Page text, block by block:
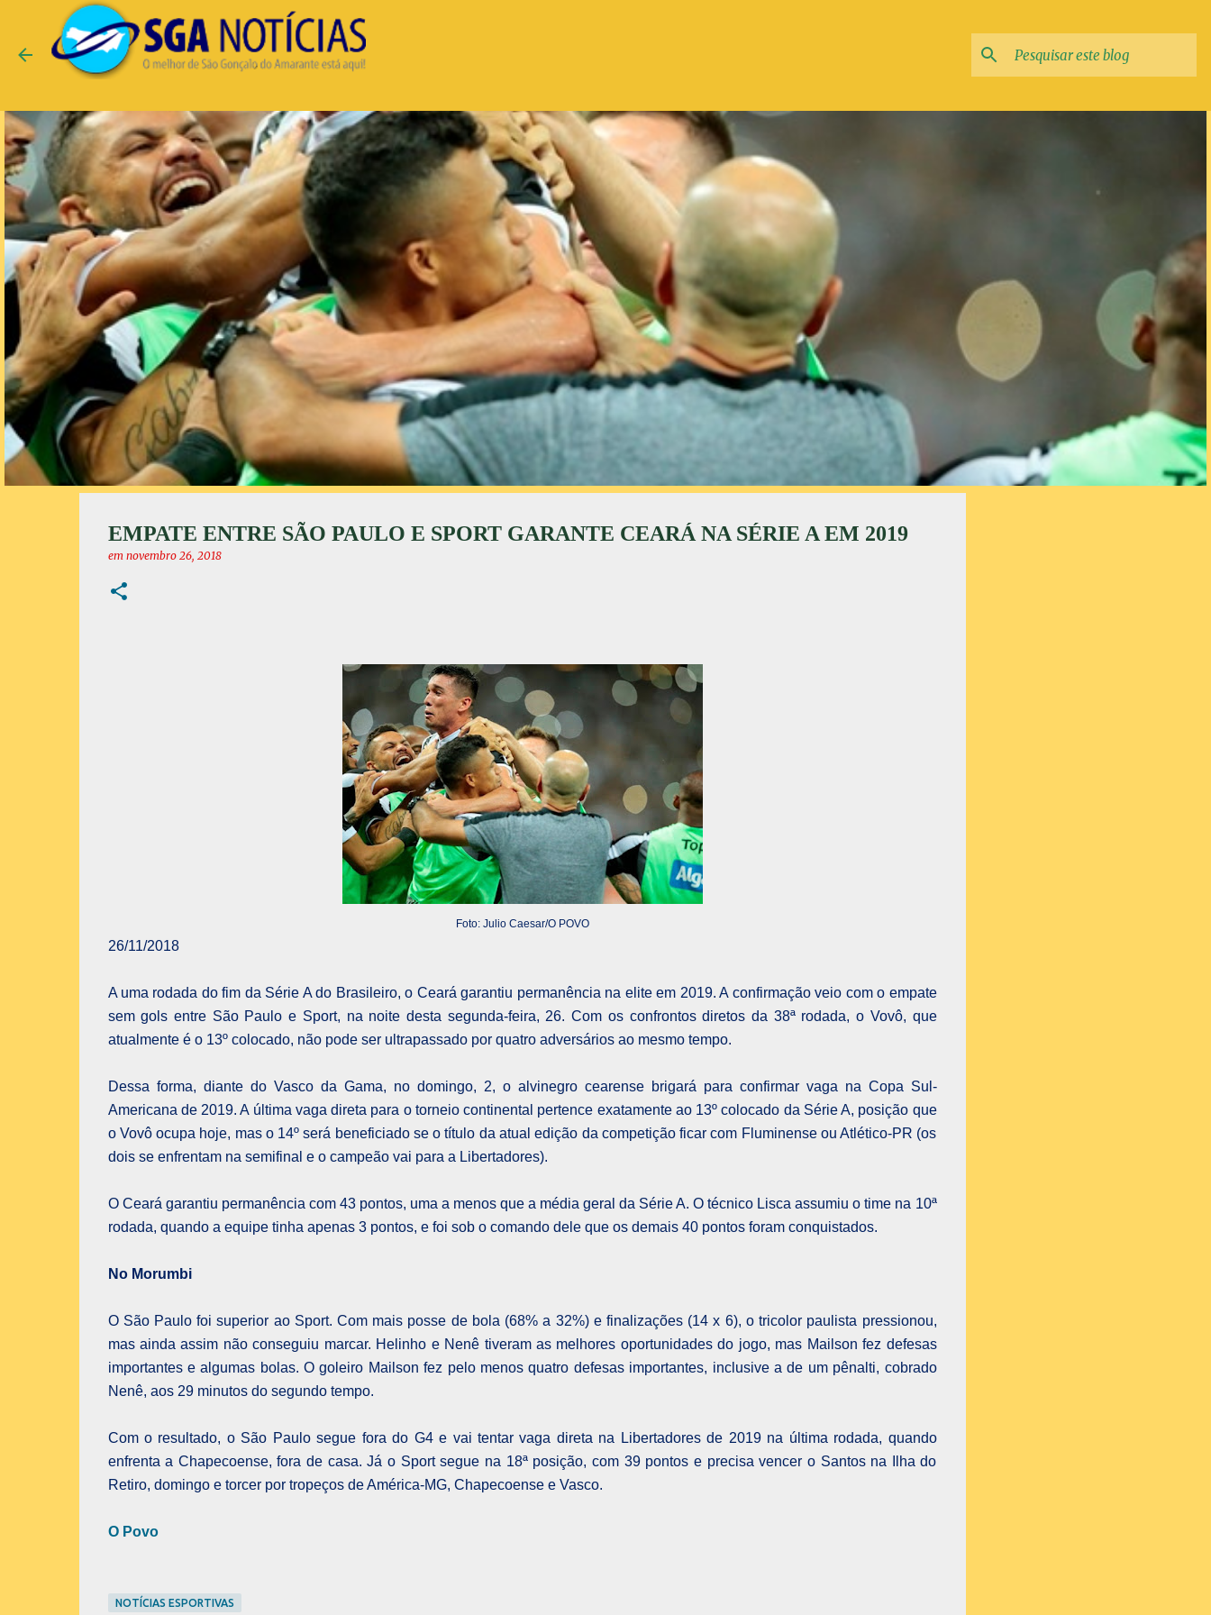
EMPATE ENTRE SÃO PAULO E SPORT GARANTE CEARÁ NA SÉRIE A EM 2019
em novembro 26, 2018
Foto: Julio Caesar/O POVO
26/11/2018
A uma rodada do fim da Série A do Brasileiro, o Ceará garantiu permanência na elite em 2019. A confirmação veio com o empate
sem gols entre São Paulo e Sport, na noite desta segunda-feira, 26. Com os confrontos diretos da 38ª rodada, o Vovô, que
atualmente é o 13º colocado, não pode ser ultrapassado por quatro adversários ao mesmo tempo.
Dessa forma, diante do Vasco da Gama, no domingo, 2, o alvinegro cearense brigará para confirmar vaga na Copa Sul-
Americana de 2019. A última vaga direta para o torneio continental pertence exatamente ao 13º colocado da Série A, posição que
o Vovô ocupa hoje, mas o 14º será beneficiado se o título da atual edição da competição ficar com Fluminense ou Atlético-PR (os
dois se enfrentam na semifinal e o campeão vai para a Libertadores).
O Ceará garantiu permanência com 43 pontos, uma a menos que a média geral da Série A. O técnico Lisca assumiu o time na 10ª
rodada, quando a equipe tinha apenas 3 pontos, e foi sob o comando dele que os demais 40 pontos foram conquistados.
No Morumbi
O São Paulo foi superior ao Sport. Com mais posse de bola (68% a 32%) e finalizações (14 x 6), o tricolor paulista pressionou,
mas ainda assim não conseguiu marcar. Helinho e Nenê tiveram as melhores oportunidades do jogo, mas Mailson fez defesas
importantes e algumas bolas. O goleiro Mailson fez pelo menos quatro defesas importantes, inclusive a de um pênalti, cobrado
Nenê, aos 29 minutos do segundo tempo.
Com o resultado, o São Paulo segue fora do G4 e vai tentar vaga direta na Libertadores de 2019 na última rodada, quando
enfrenta a Chapecoense, fora de casa. Já o Sport segue na 18ª posição, com 39 pontos e precisa vencer o Santos na Ilha do
Retiro, domingo e torcer por tropeços de América-MG, Chapecoense e Vasco.
O Povo
NOTÍCIAS ESPORTIVAS